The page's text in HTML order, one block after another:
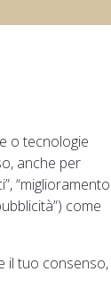
o tecnologie
anche per
“miglioramento
come
il tuo consenso,